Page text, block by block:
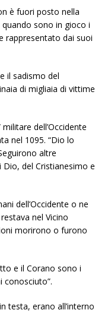
è fuori posto nella
quando sono in gioco i
rappresentato dai suoi
il sadismo del
di migliaia di vittime
dell’Occidente
nel 1095. “Dio lo
altre
del Cristianesimo e
dell’Occidente o ne
nel Vicino
morirono o furono
e il Corano sono i
conosciuto”.
testa, erano all’interno